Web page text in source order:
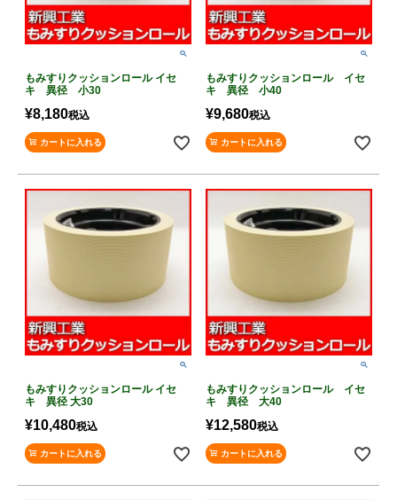
もみすりクッションロール イセ
キ 異径 小30
¥8,180税込
カートに入れる
もみすりクッションロール イセ
キ 異径 小40
¥9,680税込
カートに入れる
もみすりクッションロール イセ
キ 異径 大30
¥10,480税込
カートに入れる
もみすりクッションロール イセ
キ 異径 大40
¥12,580税込
カートに入れる